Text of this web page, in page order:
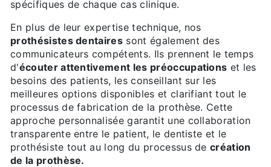
spécifiques de chaque cas clinique.
En plus de leur expertise technique, nos
prothésistes dentaires sont également des
communicateurs compétents. Ils prennent le temps
d'écouter attentivement les préoccupations et les
besoins des patients, les conseillant sur les
meilleures options disponibles et clarifiant tout le
processus de fabrication de la prothèse. Cette
approche personnalisée garantit une collaboration
transparente entre le patient, le dentiste et le
prothésiste tout au long du processus decréation
de la prothèse.